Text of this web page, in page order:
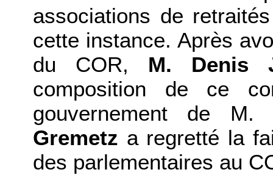
associations de
cette instance. Après
du COR, M. Denis
composition de ce
gouvernement de
Gremetz a regretté la
des parlementaires au